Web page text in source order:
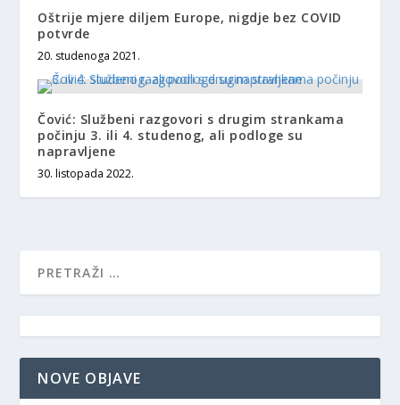
Oštrije mjere diljem Europe, nigdje bez COVID
potvrde
20. studenoga 2021.
Čović: Službeni razgovori s drugim strankama
počinju 3. ili 4. studenog, ali podloge su
napravljene
30. listopada 2022.
NOVE OBJAVE